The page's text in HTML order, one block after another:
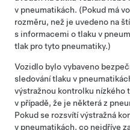
v pneumatikách. (Pokud má
rozměru, než je uvedeno na
s informacemi o tlaku v
tlak pro tyto pneumatiky.)
Vozidlo bylo vybaveno
sledování tlaku v
výstražnou kontrolku nízkého
v případě, že je některá z
Pokud se rozsvítí výstražná
v pneumatikách, co nejdříve